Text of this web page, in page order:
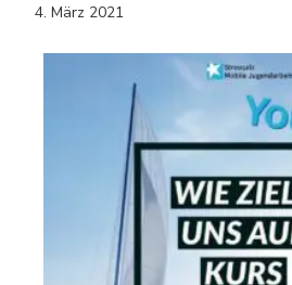
4. März 2021